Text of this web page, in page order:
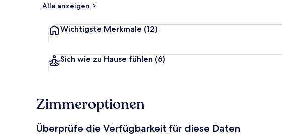
Alle anzeigen
Wichtigste Merkmale (12)
Sich wie zu Hause fühlen (6)
Zimmeroptionen
Überprüfe die Verfügbarkeit für diese Daten